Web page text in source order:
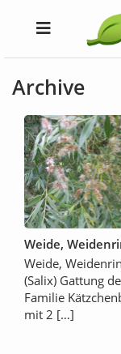
Archive
Weide,
Weide,
(Salix) Gattung
Familie
mit 2 […]